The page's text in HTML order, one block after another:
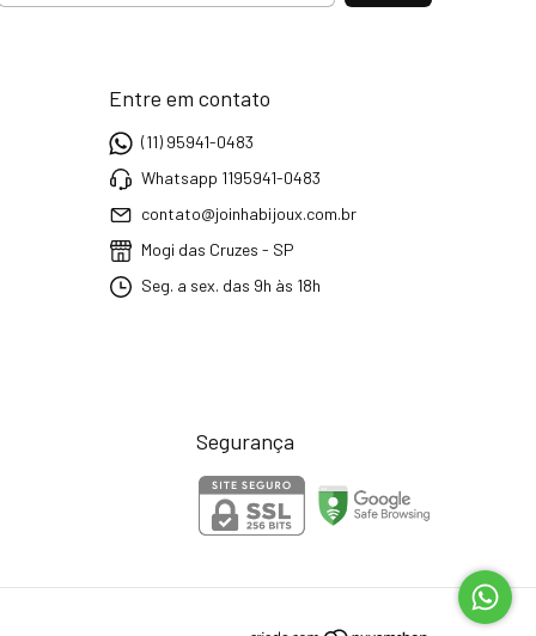
Entre em contato
(11) 95941-0483
Whatsapp 1195941-0483
contato@joinhabijoux.com.br
Mogi das Cruzes - SP
Seg. a sex. das 9h às 18h
Segurança